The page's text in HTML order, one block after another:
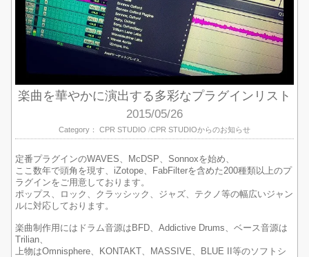
楽曲を華やかに演出する多彩なプラグインリスト
2015/05/26
Category： CPR STUDIO CPR STUDIOからのお知らせ
定番プラグインのWAVES、McDSP、Sonnoxを始め、
ここ数年で頭角を現す、iZotope、FabFilterを含めた200種類以上のプ
ラグインをご用意しております。
ポップス、ロック、クラッシック、ジャズ、テクノ等の幅広いジャン
ルに対応しております。
楽曲制作用にはドラム音源はBFD、Addictive Drums、ベース音源は
Trilian、
上物はOmnisphere、KONTAKT、MASSIVE、BLUE II等のソフトシ